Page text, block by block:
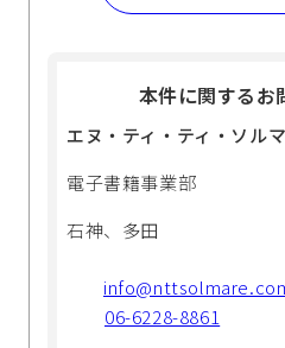
本件に関するお
エヌ・ティ・ティ・ソル
電子書籍事業部
石神、多田
06-6228-8861